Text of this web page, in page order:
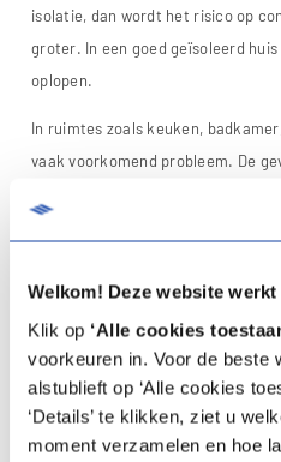
Welkom! Deze website
Klik op ‘Alle cookies
voorkeuren in. Voor de beste
alstublieft op ‘Alle cookies
‘Details’ te klikken, ziet u
moment verzamelen en hoe
isolatie, dan wordt het risico op
groter. In een goed geïsoleerd
oplopen.
In ruimtes zoals keuken,
vaak voorkomend probleem. De
Spotventilatie is eeneenvoudige
nodig. Dat is het grote verschil
C of D. Spotventilatie issnel
werkzaamheden.
De reek S Pure isstil en